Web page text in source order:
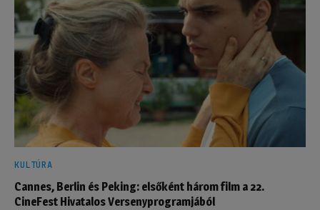
KULTÚRA
Cannes, Berlin és Peking: elsőként három film a 22.
CineFest Hivatalos Versenyprogramjából